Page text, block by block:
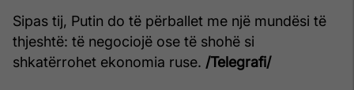
Sipas tij, Putin do të përballet me një mundësi të
thjeshtë: të negociojë ose të shohë si
shkatërrohet ekonomia ruse. /Telegrafi/